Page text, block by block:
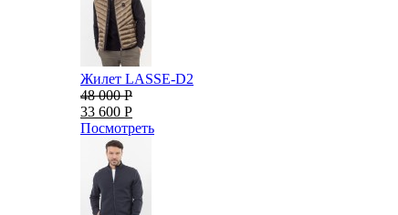
Жилет LASSE-D2
48 000 Р
33 600 Р
Посмотреть